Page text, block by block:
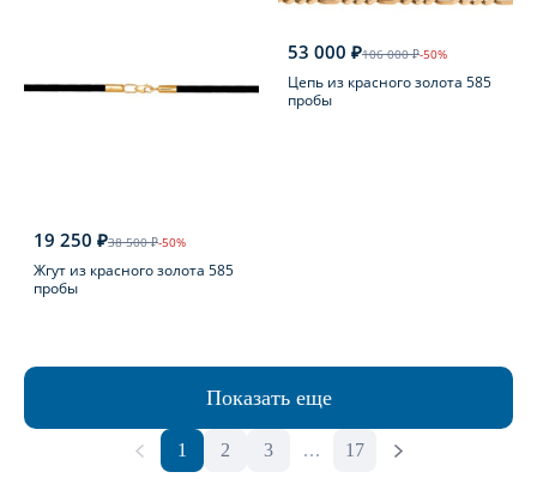
19 250 ₽38 500 ₽-50%
Жгут из красного золота 585
пробы
53 000 ₽106 000 ₽-50%
Цепь из красного золота 585
пробы
Показать еще
1 2 3 ... 17